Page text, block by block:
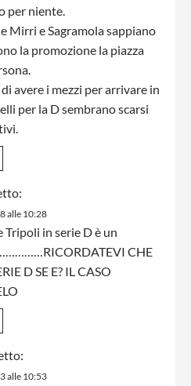
per niente.
Mirri e Sagramola sappiano
la promozione la piazza
avere i mezzi per arrivare in
per la D sembrano scarsi
alle 10:28
Tripoli in serie D è un
CHE
D SE E? IL CASO
alle 10:53